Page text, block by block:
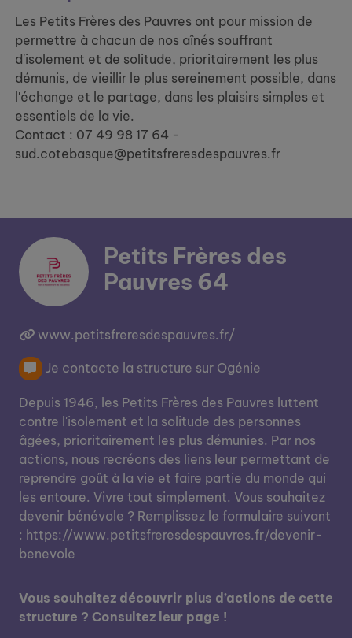
Les Petits Frères des Pauvres ont pour mission de
permettre à chacun de nos aînés souffrant
d'isolement et de solitude, prioritairement les plus
démunis, de vieillir le plus sereinement possible, dans
l'échange et le partage, dans les plaisirs simples et
essentiels de la vie.
Contact : 07 49 98 17 64 -
sud.cotebasque@petitsfreresdespauvres.fr
Petits Frères des
Pauvres 64
www.petitsfreresdespauvres.fr/
Je contacte la structure sur Ogénie
Depuis 1946, les Petits Frères des Pauvres luttent
contre l'isolement et la solitude des personnes
âgées, prioritairement les plus démunies. Par nos
actions, nous recréons des liens leur permettant de
reprendre goût à la vie et faire partie du monde qui
les entoure. Vivre tout simplement. Vous souhaitez
devenir bénévole ? Remplissez le formulaire suivant
: https://www.petitsfreresdespauvres.fr/devenir-
benevole
Vous souhaitez découvrir plus d’actions de cette
structure ? Consultez leur page !